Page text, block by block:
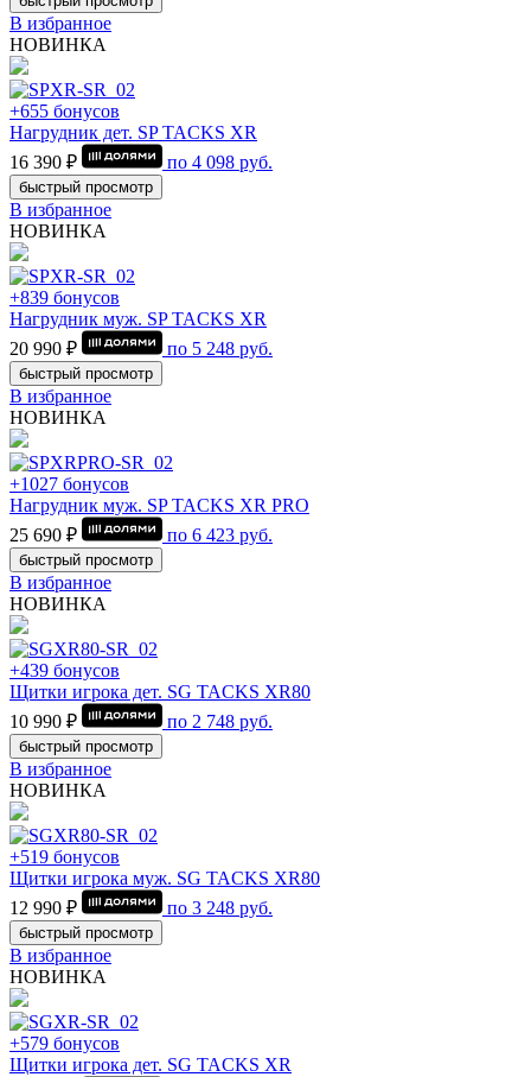
В избранное
НОВИНКА
+655 бонусов
Нагрудник дет. SP TACKS XR
16 390 ₽
по 4 098 руб.
быстрый просмотр
В избранное
НОВИНКА
+839 бонусов
Нагрудник муж. SP TACKS XR
20 990 ₽
по 5 248 руб.
быстрый просмотр
В избранное
НОВИНКА
+1027 бонусов
Нагрудник муж. SP TACKS XR PRO
25 690 ₽
по 6 423 руб.
быстрый просмотр
В избранное
НОВИНКА
+439 бонусов
Щитки игрока дет. SG TACKS XR80
10 990 ₽
по 2 748 руб.
быстрый просмотр
В избранное
НОВИНКА
+519 бонусов
Щитки игрока муж. SG TACKS XR80
12 990 ₽
по 3 248 руб.
быстрый просмотр
В избранное
НОВИНКА
+579 бонусов
Щитки игрока дет. SG TACKS XR